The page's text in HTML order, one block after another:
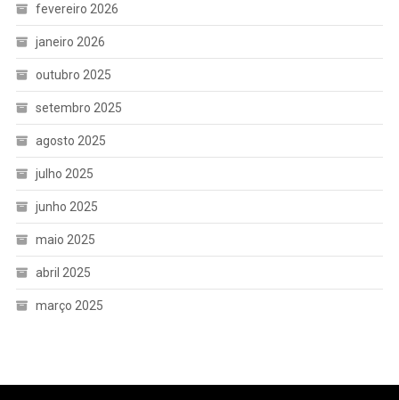
fevereiro 2026
janeiro 2026
outubro 2025
setembro 2025
agosto 2025
julho 2025
junho 2025
maio 2025
abril 2025
março 2025